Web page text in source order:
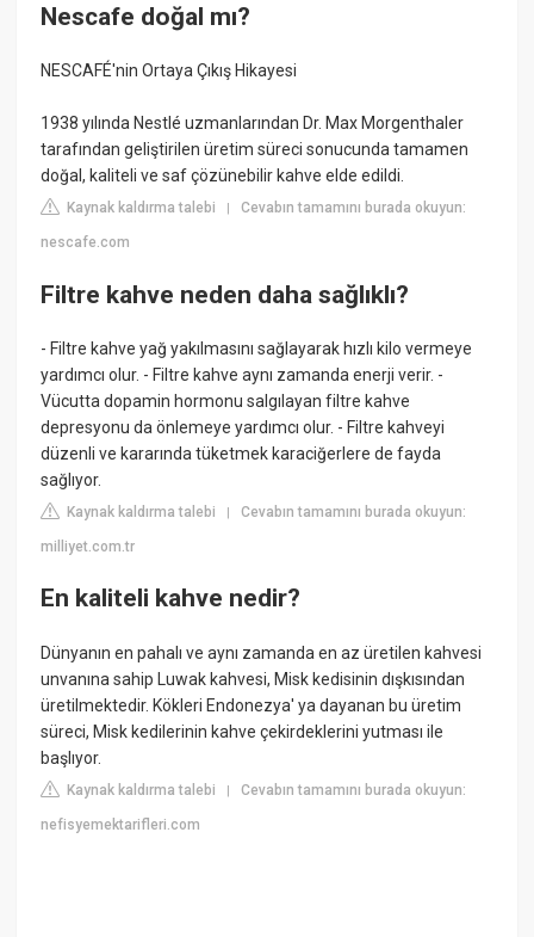
Nescafe doğal mı?
NESCAFÉ'nin Ortaya Çıkış Hikayesi
1938 yılında Nestlé uzmanlarından Dr. Max Morgenthaler
tarafından geliştirilen üretim süreci sonucunda tamamen
doğal, kaliteli ve saf çözünebilir kahve elde edildi.
Kaynak kaldırma talebi |Cevabın tamamını burada okuyun:
nescafe.com
Filtre kahve neden daha sağlıklı?
- Filtre kahve yağ yakılmasını sağlayarak hızlı kilo vermeye
yardımcı olur. - Filtre kahve aynı zamanda enerji verir. -
Vücutta dopamin hormonu salgılayan filtre kahve
depresyonu da önlemeye yardımcı olur. - Filtre kahveyi
düzenli ve kararında tüketmek karaciğerlere de fayda
sağlıyor.
Kaynak kaldırma talebi |Cevabın tamamını burada okuyun:
milliyet.com.tr
En kaliteli kahve nedir?
Dünyanın en pahalı ve aynı zamanda en az üretilen kahvesi
unvanına sahip Luwak kahvesi, Misk kedisinin dışkısından
üretilmektedir. Kökleri Endonezya' ya dayanan bu üretim
süreci, Misk kedilerinin kahve çekirdeklerini yutması ile
başlıyor.
Kaynak kaldırma talebi |Cevabın tamamını burada okuyun:
nefisyemektarifleri.com